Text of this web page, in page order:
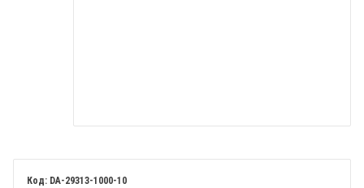
DA-29313-1000-10